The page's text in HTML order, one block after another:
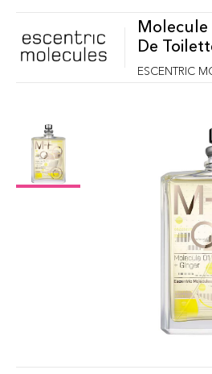
Molecule
De
ESCENTRIC